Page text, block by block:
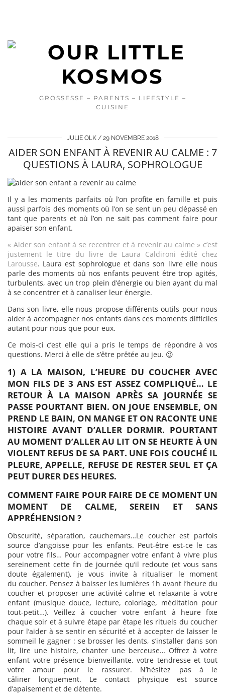
GROSSESSE – PARENTS – LIFESTYLE –
CUISINE
JULIE OLK 29 NOVEMBRE 2018
AIDER SON ENFANT À REVENIR AU CALME : 7
QUESTIONS À LAURA, SOPHROLOGUE
Il y a les moments parfaits où l’on profite en famille et puis
aussi parfois des moments où l’on se sent un peu dépassé en
tant que parents et où l’on ne sait pas comment faire pour
apaiser son enfant.
« Aider son enfant à se recentrer et à revenir au calme » c’est
justement le titre du livre de Laura Caldironi édité chez
Larousse. Laura est sophrologue et dans son livre elle nous
parle des moments où nos enfants peuvent être trop agités,
turbulents, avec un trop plein d’énergie ou bien ayant du mal
à se concentrer et à canaliser leur énergie.
Dans son livre, elle nous propose différents outils pour nous
aider à accompagner nos enfants dans ces moments difficiles
autant pour nous que pour eux.
Ce mois-ci c’est elle qui a pris le temps de répondre à vos
questions. Merci à elle de s’être prêtée au jeu. 😉
1) A LA MAISON, L’HEURE DU COUCHER AVEC
MON FILS DE 3 ANS EST ASSEZ COMPLIQUÉ… LE
RETOUR À LA MAISON APRÈS SA JOURNÉE SE
PASSE POURTANT BIEN. ON JOUE ENSEMBLE, ON
PREND LE BAIN, ON MANGE ET ON RACONTE UNE
HISTOIRE AVANT D’ALLER DORMIR. POURTANT
AU MOMENT D’ALLER AU LIT ON SE HEURTE À UN
VIOLENT REFUS DE SA PART. UNE FOIS COUCHÉ IL
PLEURE, APPELLE, REFUSE DE RESTER SEUL ET ÇA
PEUT DURER DES HEURES.
COMMENT FAIRE POUR FAIRE DE CE MOMENT UN
MOMENT DE CALME, SEREIN ET SANS
APPRÉHENSION ?
Obscurité, séparation, cauchemars…Le coucher est parfois
source d’angoisse pour les enfants. Peut-être est-ce le cas
pour votre fils… Pour accompagner votre enfant à vivre plus
sereinement cette fin de journée qu’il redoute (et vous sans
doute également), je vous invite à ritualiser le moment
du coucher. Pensez à baisser les lumières 1h avant l’heure du
coucher et proposer une activité calme et relaxante à votre
enfant (musique douce, lecture, coloriage, méditation pour
tout-petit…). Veillez à coucher votre enfant à heure fixe
chaque soir et à suivre étape par étape les rituels du coucher
pour l’aider à se sentir en sécurité et à accepter de laisser le
sommeil le gagner : se brosser les dents, s’installer dans son
lit, lire une histoire, chanter une berceuse… Offrez à votre
enfant votre présence bienveillante, votre tendresse et tout
votre amour pour le rassurer. N’hésitez pas à le
câliner longuement. Le contact physique est source
d’apaisement et de détente.